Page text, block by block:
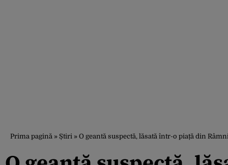
Prima pagină » Știri » O geantă suspectă, lăsată într-o piață din